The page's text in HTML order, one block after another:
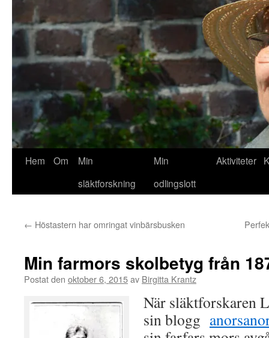
Hem Om
Min
släktforskning
Min
odlingslott
Aktiviteter
← Höstastern har omringat vinbärsbusken
Min farmors skolbetyg från
Postat den oktober 6, 2015av Birgitta Krantz
När släktforskaren
sin blogg